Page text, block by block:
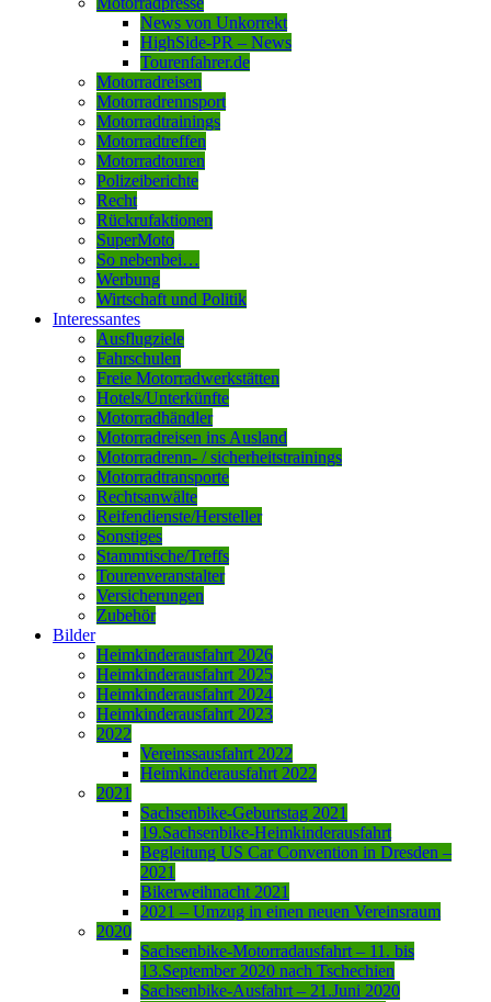
News von Unkorrekt
HighSide-PR – News
Tourenfahrer.de
Motorradreisen
Motorradrennsport
Motorradtrainings
Motorradtreffen
Motorradtouren
Polizeiberichte
Recht
Rückrufaktionen
SuperMoto
So nebenbei…
Werbung
Wirtschaft und Politik
Interessantes
Ausflugziele
Fahrschulen
Freie Motorradwerkstätten
Hotels/Unterkünfte
Motorradhändler
Motorradreisen ins Ausland
Motorradrenn- / sicherheitstrainings
Motorradtransporte
Rechtsanwälte
Reifendienste/Hersteller
Sonstiges
Stammtische/Treffs
Tourenveranstalter
Versicherungen
Zubehör
Bilder
Heimkinderausfahrt 2026
Heimkinderausfahrt 2025
Heimkinderausfahrt 2024
Heimkinderausfahrt 2023
2022
Vereinssausfahrt 2022
Heimkinderausfahrt 2022
2021
Sachsenbike-Geburtstag 2021
19.Sachsenbike-Heimkinderausfahrt
Begleitung US Car Convention in Dresden –
2021
Bikerweihnacht 2021
2021 – Umzug in einen neuen Vereinsraum
2020
Sachsenbike-Motorradausfahrt – 11. bis
13.September 2020 nach Tschechien
Sachsenbike-Ausfahrt – 21.Juni 2020